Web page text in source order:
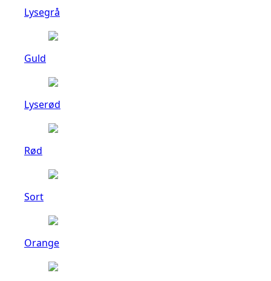
Lysegrå
Guld
Lyserød
Rød
Sort
Orange